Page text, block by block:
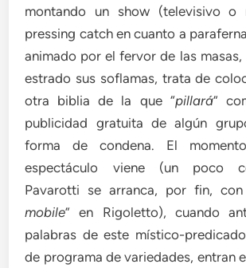
montando un show (televisivo o
pressing catch en cuanto a
animado por el fervor de las masas,
estrado sus soflamas, trata de
otra biblia de la que “pillará”
publicidad gratuita de algún
forma de condena. El
espectáculo viene (un poco
Pavarotti se arranca, por fin, con
mobile” en Rigoletto), cuando
palabras de este místico-
de programa de variedades, entran